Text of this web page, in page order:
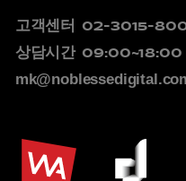
고객센터 02-3015-
상담시간 09:00~18:00